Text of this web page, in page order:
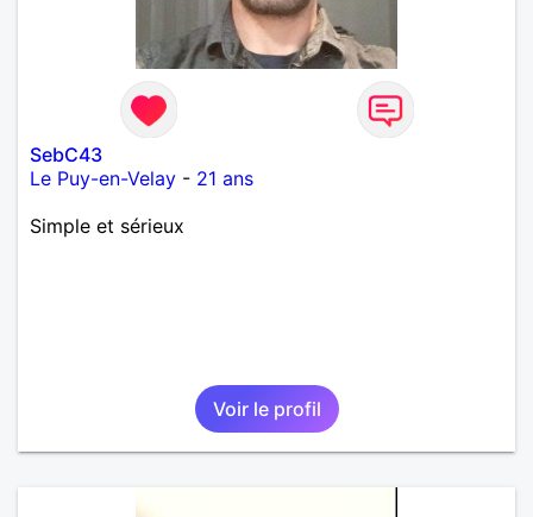
SebC43
Le Puy-en-Velay - 21 ans
Simple et sérieux
Voir le profil